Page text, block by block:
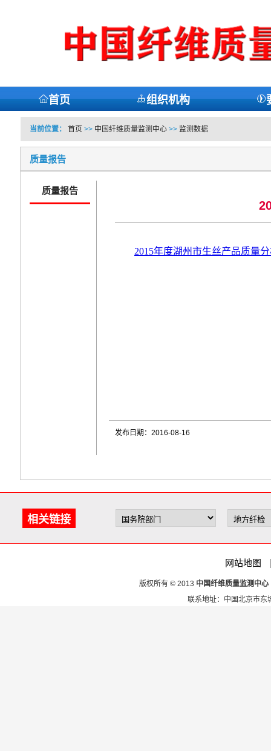
首页 组织机构
当前位置： 首页 >> 中国纤维质量监测中心>> 监测数据
质量报告
质量报告
2015年度湖州市生丝产品质量分
发布日期：2016-08-16
相关链接
网站地图
版权所有 © 2013 中国纤维质量监测中心
联系地址：中国北京市东